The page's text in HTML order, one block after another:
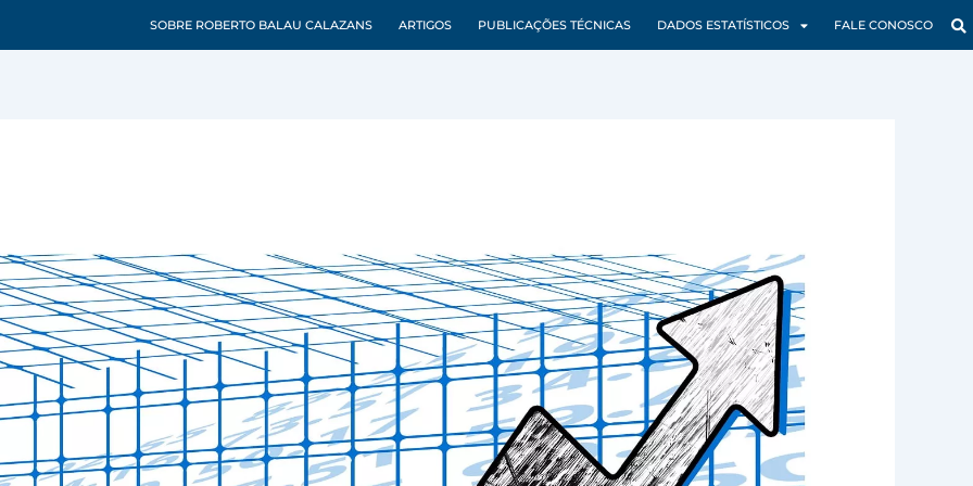
SOBRE ROBERTO BALAU CALAZANS ARTIGOS PUBLICAÇÕES TÉCNICAS DADOS ESTATÍSTICOS FALE CONOSCO